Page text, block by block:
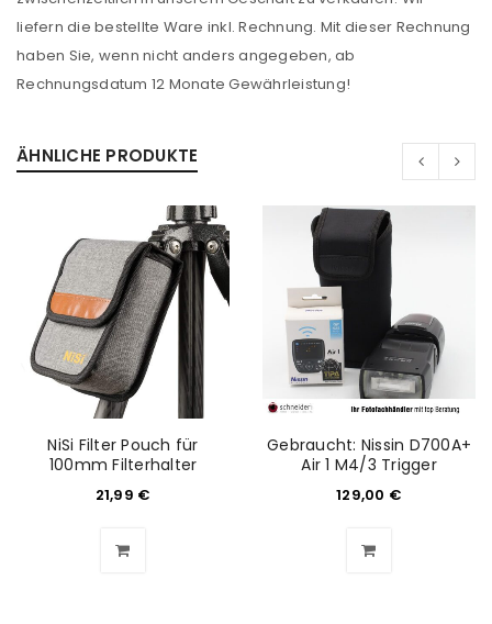
Anmeldeformular geschützt durch WP Captcha
Angemeldet bleiben
ANMELDEN
PASSWORT VERGESSEN?
REGISTRIEREN
E-Mail-Adresse*
Ein Link zum Erstellen eines neuen Passworts wird an
liefern die bestellte Ware inkl. Rechnung. Mit dieser Rechnung
haben Sie, wenn nicht anders angegeben, ab
Rechnungsdatum 12 Monate Gewährleistung!
ÄHNLICHE PRODUKTE
NiSi Filter Pouch für
100mm Filterhalter
21,99 €
Gebraucht: Nissin D700A+
Air 1 M4/3 Trigger
129,00 €